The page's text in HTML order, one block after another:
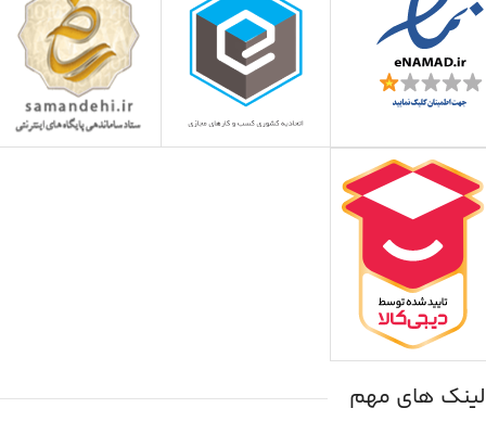
لینک های مهم